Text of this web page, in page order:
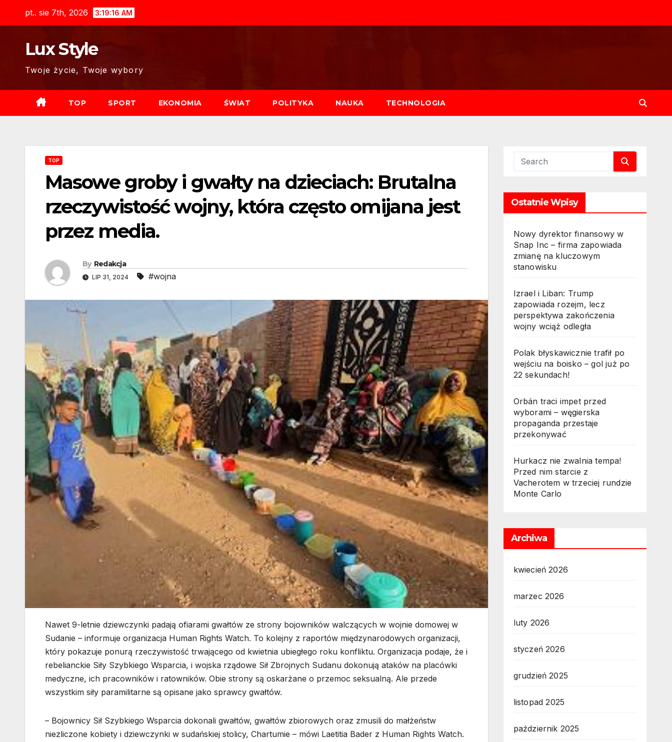
pt.. sie 7th, 2026 3:19:17 AM
Lux Style
Twoje życie, Twoje wybory
TOP SPORT EKONOMIA ŚWIAT POLITYKA NAUKA TECHNOLOGIA
TOP
Masowe groby i gwałty na dzieciach: Brutalna
rzeczywistość wojny, która często omijana jest
przez media.
By Redakcja
LIP 31, 2024 #wojna
Nawet 9-letnie dziewczynki padają ofiarami gwałtów ze strony bojowników walczących w wojnie domowej w
Sudanie – informuje organizacja Human Rights Watch. To kolejny z raportów międzynarodowych organizacji,
który pokazuje ponurą rzeczywistość trwającego od kwietnia ubiegłego roku konfliktu. Organizacja podaje, że i
rebelianckie Siły Szybkiego Wsparcia, i wojska rządowe Sił Zbrojnych Sudanu dokonują ataków na placówki
medyczne, ich pracowników i ratowników. Obie strony są oskarżane o przemoc seksualną. Ale przede
wszystkim siły paramilitarne są opisane jako sprawcy gwałtów.
– Bojownicy Sił Szybkiego Wsparcia dokonali gwałtów, gwałtów zbiorowych oraz zmusili do małżeństw
niezliczone kobiety i dziewczynki w sudańskiej stolicy, Chartumie – mówi Laetitia Bader z Human Rights Watch.
Ostatnie Wpisy
Nowy dyrektor finansowy w
Snap Inc – firma zapowiada
zmianę na kluczowym
stanowisku
Izrael i Liban: Trump
zapowiada rozejm, lecz
perspektywa zakończenia
wojny wciąż odległa
Polak błyskawicznie trafił po
wejściu na boisko – gol już po
22 sekundach!
Orbán traci impet przed
wyborami – węgierska
propaganda przestaje
przekonywać
Hurkacz nie zwalnia tempa!
Przed nim starcie z
Vacherotem w trzeciej rundzie
Monte Carlo
Archiwa
kwiecień 2026
marzec 2026
luty 2026
styczeń 2026
grudzień 2025
listopad 2025
październik 2025